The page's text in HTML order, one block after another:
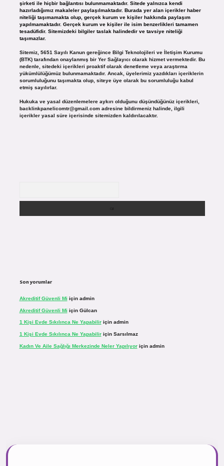
şirketi ile hiçbir bağlantısı bulunmamaktadır. Sitede yalnızca kendi
hazırladığımız makaleler paylaşılmaktadır. Burada yer alan içerikler haber
niteliği taşımamakta olup, gerçek kurum ve kişiler hakkında paylaşım
yapılmamaktadır. Gerçek kurum ve kişiler ile isim benzerlikleri tamamen
tesadüfidir. Sitemizdeki bilgiler taslak halindedir ve tavsiye niteliği
taşımazlar.
Sitemiz, 5651 Sayılı Kanun gereğince Bilgi Teknolojileri ve İletişim Kurumu
(BTK) tarafından onaylanmış bir Yer Sağlayıcı olarak hizmet vermektedir. Bu
nedenle, sitedeki içerikleri proaktif olarak denetleme veya araştırma
yükümlülüğümüz bulunmamaktadır. Ancak, üyelerimiz yazdıkları içeriklerin
sorumluluğunu taşımakta olup, siteye üye olarak bu sorumluluğu kabul
etmiş sayılırlar.
Hukuka ve yasal düzenlemelere aykırı olduğunu düşündüğünüz içerikleri,
backlinkpanelicomtr@gmail.comadresine bildirmeniz halinde, ilgili
içerikler yasal süre içerisinde sitemizden kaldırılacaktır.
Son yorumlar
Akreditif Güvenli Mi için admin
Akreditif Güvenli Mi için Gülcan
1 Kişi Evde Sıkılınca Ne Yapabiliriçin admin
1 Kişi Evde Sıkılınca Ne Yapabiliriçin Sarsılmaz
Kadın Ve Aile Sağlığı Merkezinde Neler Yapılıyoriçin admin